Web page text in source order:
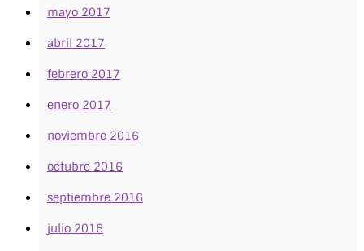
mayo 2017
abril 2017
febrero 2017
enero 2017
noviembre 2016
octubre 2016
septiembre 2016
julio 2016